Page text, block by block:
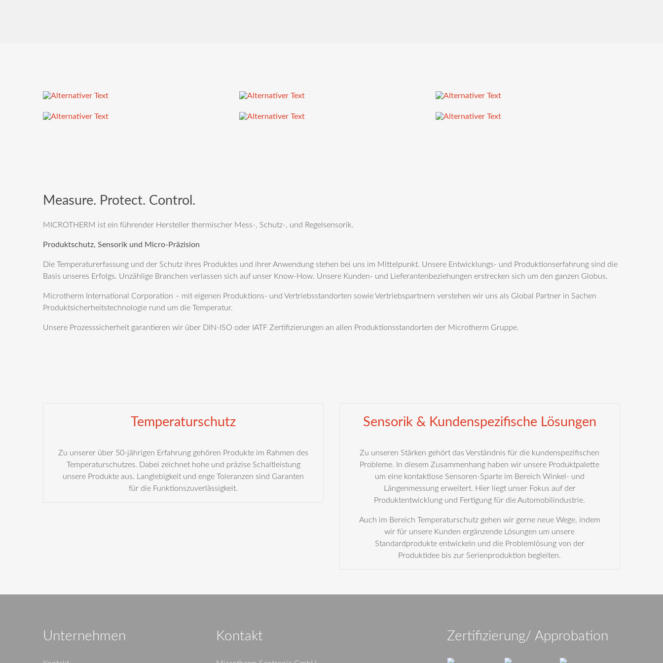
Measure. Protect. Control.
MICROTHERM ist ein führender Hersteller thermischer Mess-, Schutz-, und Regelsensorik.
Produktschutz, Sensorik und Micro-Präzision
Die Temperaturerfassung und der Schutz ihres Produktes und ihrer Anwendung stehen bei uns im Mittelpunkt. Unsere Entwicklungs- und Produktionserfahrung sind die
Basis unseres Erfolgs. Unzählige Branchen verlassen sich auf unser Know-How. Unsere Kunden- und Lieferantenbeziehungen erstrecken sich um den ganzen Globus.
Microtherm International Corporation – mit eigenen Produktions- und Vertriebsstandorten sowie Vertriebspartnern verstehen wir uns als Global Partner in Sachen
Produktsicherheitstechnologie rund um die Temperatur.
Unsere Prozesssicherheit garantieren wir über DIN-ISO oder IATF Zertifizierungen an allen Produktionsstandorten der Microtherm Gruppe.
Temperaturschutz
Zu unserer über 50-jährigen Erfahrung gehören Produkte im Rahmen des
Temperaturschutzes. Dabei zeichnet hohe und präzise Schaltleistung
unsere Produkte aus. Langlebigkeit und enge Toleranzen sind Garanten
für die Funktionszuverlässigkeit.
Sensorik & Kundenspezifische Lösungen
Zu unseren Stärken gehört das Verständnis für die kundenspezifischen
Probleme. In diesem Zusammenhang haben wir unsere Produktpalette
um eine kontaktlose Sensoren-Sparte im Bereich Winkel- und
Längenmessung erweitert. Hier liegt unser Fokus auf der
Produktentwicklung und Fertigung für die Automobilindustrie.
Auch im Bereich Temperaturschutz gehen wir gerne neue Wege, indem
wir für unsere Kunden ergänzende Lösungen um unsere
Standardprodukte entwickeln und die Problemlösung von der
Produktidee bis zur Serienproduktion begleiten.
Unternehmen Kontakt Zertifizierung/ Approbation